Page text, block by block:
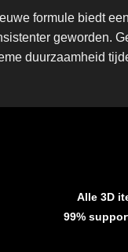
formule biedt
geworden.
duurzaamheid
Alle 3D
99%